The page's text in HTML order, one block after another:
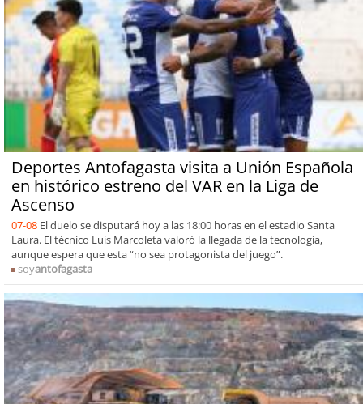
Deportes Antofagasta visita a Unión Española
en histórico estreno del VAR en la Liga de
Ascenso
07-08 El duelo se disputará hoy a las 18:00 horas en el estadio Santa
Laura. El técnico Luis Marcoleta valoró la llegada de la tecnología,
aunque espera que esta “no sea protagonista del juego”.
soyantofagasta